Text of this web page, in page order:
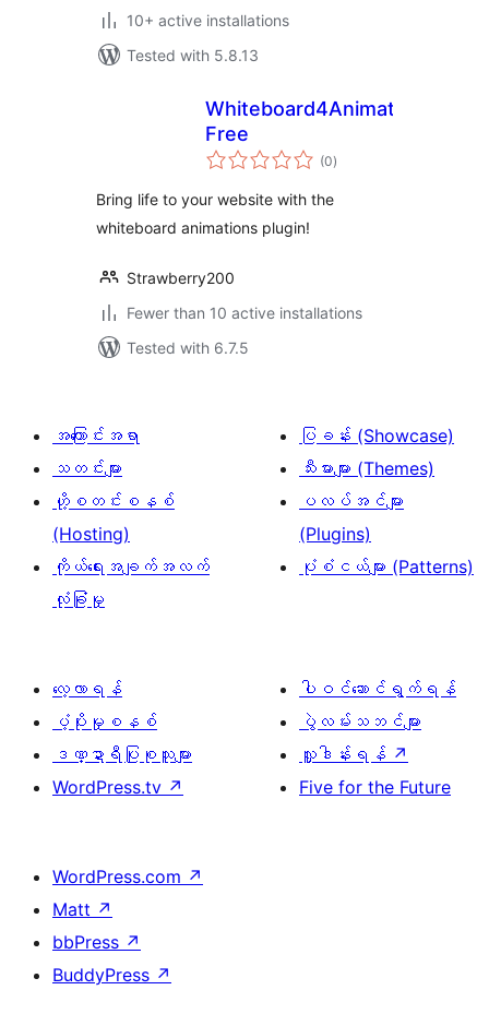
10+ active installations
Tested with 5.8.13
Whiteboard4Animations
Free
(0total
ratings
)
Bring life to your website with the
whiteboard animations plugin!
Strawberry200
Fewer than 10 active installations
Tested with 6.7.5
အကြောင်းအရာ
သတင်းများ
ဟို့စတင်းစနစ်
(Hosting)
ကိုယ်ရေးအချက်အလက်
လုံခြုံမှု
ပြခန်း (Showcase)
သီးမားများ (Themes)
ပလပ်အင်များ
(Plugins)
ပုံစံငယ်များ (Patterns)
လေ့လာရန်
ပံ့ပိုးမှုစနစ်
ဒဏ္ဍာရီပြုစုသူများ
WordPress.tv ↗
ပါဝင်ဆောင်ရွက်ရန်
ပွဲလမ်းသဘင်များ
လှူဒါန်းရန် ↗
Five for the Future
WordPress.com ↗
Matt ↗
bbPress ↗
BuddyPress ↗